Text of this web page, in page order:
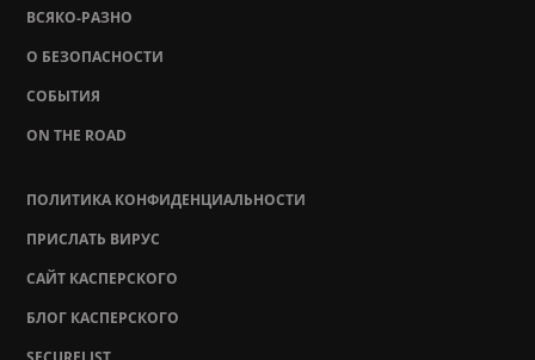
ВСЯКО-РАЗНО
О БЕЗОПАСНОСТИ
СОБЫТИЯ
ON THE ROAD
ПОЛИТИКА КОНФИДЕНЦИАЛЬНОСТИ
ПРИСЛАТЬ ВИРУС
САЙТ КАСПЕРСКОГО
БЛОГ КАСПЕРСКОГО